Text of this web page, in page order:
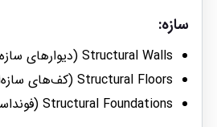
سازه:
Structural Walls (دیوارهای سازه‌ای)
Structural Floors (کف‌های سازه‌ای)
Structural Foundations (فونداسیون‌ها)